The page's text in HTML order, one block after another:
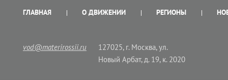
ГЛАВНАЯ О ДВИЖЕНИИ РЕГИОНЫ
vod@materirossii.ru
127025, г. Москва, ул.
Новый Арбат, д. 19, к. 2020